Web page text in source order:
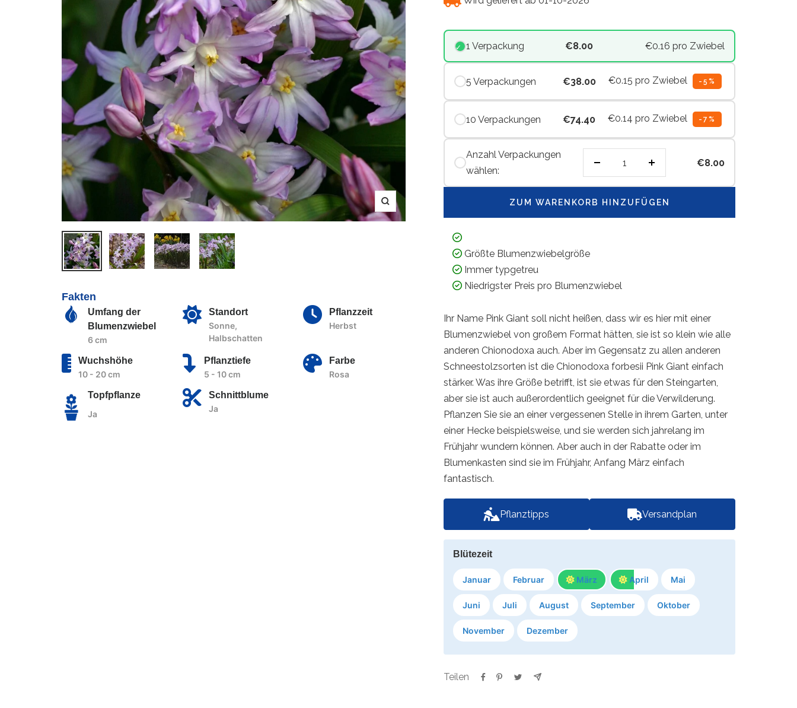
Zoom
Fakten
Umfang der
Blumenzwiebel
6 cm
Standort
Sonne,
Halbschatten
Pflanzzeit
Herbst
Wuchshöhe
10 - 20 cm
Pflanztiefe
5 - 10 cm
Farbe
Rosa
Topfpflanze
Ja
Schnittblume
Ja
1 Verpackung €8.00 €0.16 pro Zwiebel
5 Verpackungen €38.00 €0.15 pro Zwiebel -5%
10 Verpackungen €74.40 €0.14 pro Zwiebel -7%
Anzahl Verpackungen
wählen:
verringern
Menge
€8.00
ZUM WARENKORB HINZUFÜGEN
Größte Blumenzwiebelgröße
Immer typgetreu
Niedrigster Preis pro Blumenzwiebel
Ihr Name Pink Giant soll nicht heißen, dass wir es hier mit einer
Blumenzwiebel von großem Format hätten, sie ist so klein wie alle
anderen Chionodoxa auch. Aber im Gegensatz zu allen anderen
Schneestolzsorten ist die Chionodoxa forbesii Pink Giant einfach
stärker. Was ihre Größe betrifft, ist sie etwas für den Steingarten,
aber sie ist auch außerordentlich geeignet für die Verwilderung.
Pflanzen Sie sie an einer vergessenen Stelle in ihrem Garten, unter
einer Hecke beispielsweise, und sie werden sich jahrelang im
Frühjahr wundern können. Aber auch in der Rabatte oder im
Blumenkasten sind sie im Frühjahr, Anfang März einfach
fantastisch.
Pflanztipps Versandplan
Blütezeit
Januar Februar März April Mai
Juni Juli August September Oktober
November Dezember
Teilen